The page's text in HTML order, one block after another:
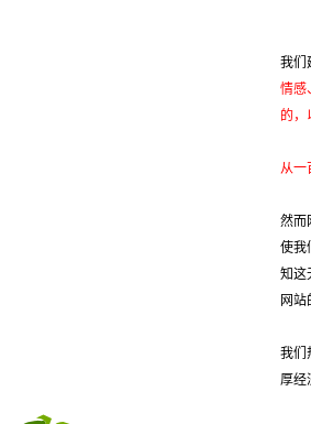
我们
情感
的，
从一
然而
使我
知这
网
我们
厚经